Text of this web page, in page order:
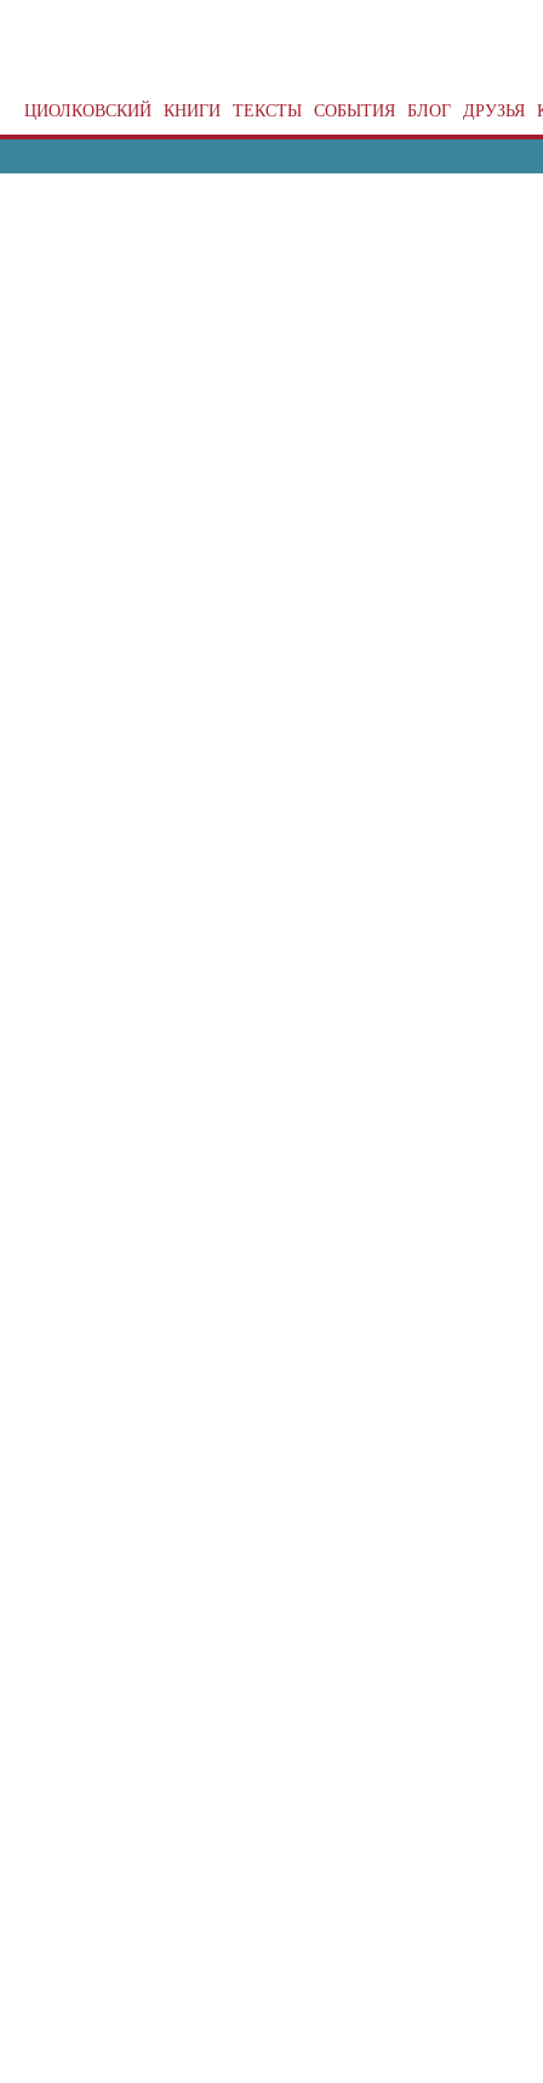
ЦИОЛКОВСКИЙ КНИГИ ТЕКСТЫ СОБЫТИЯ БЛОГ ДРУЗЬЯ